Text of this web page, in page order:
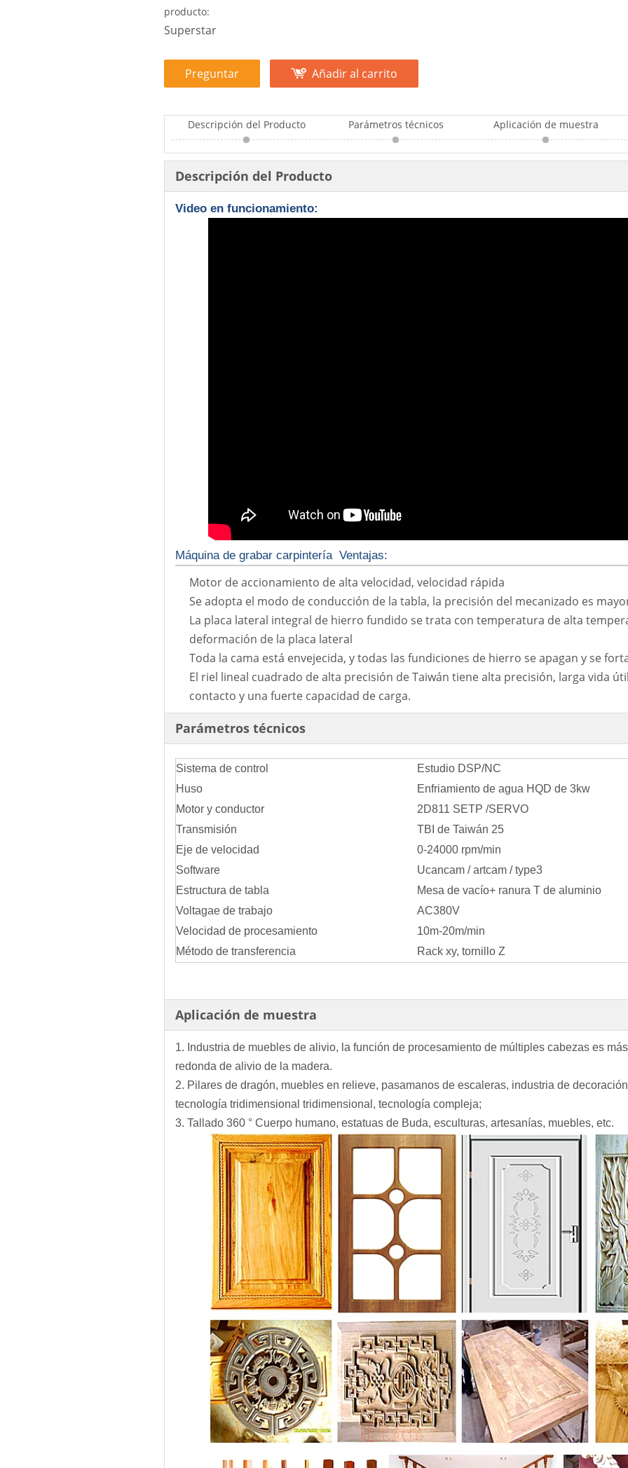
producto:
Superstar
Preguntar Añadir al carrito
Descripción del Producto Parámetros técnicos Aplicación de muestra
Descripción del Producto
Video en funcionamiento:
Máquina de grabar carpintería Ventajas:
Motor de accionamiento de alta velocidad, velocidad rápida
Se adopta el modo de conducción de la tabla, la precisión del mecanizado es
La placa lateral integral de hierro fundido se trata con temperatura de alta
deformación de la placa lateral
Toda la cama está envejecida, y todas las fundiciones de hierro se apagan y se
El riel lineal cuadrado de alta precisión de Taiwán tiene alta precisión, larga vida
contacto y una fuerte capacidad de carga.
Parámetros técnicos
Sistema de control
Estudio DSP/NC
Huso
Enfriamiento de agua HQD de 3kw
Motor y conductor
2D811 SETP /SERVO
Transmisión
TBI de Taiwán 25
Eje de velocidad
0-24000 rpm/min
Software
Ucancam / artcam / type3
Estructura de tabla
Mesa de vacío+ ranura T de aluminio
Voltagae de trabajo
AC380V
Velocidad de procesamiento
10m-20m/min
Método de transferencia
Rack xy, tornillo Z
Aplicación de muestra
1. Industria de muebles de alivio, la función de procesamiento de múltiples cabezas es
redonda de alivio de la madera.
2. Pilares de dragón, muebles en relieve, pasamanos de escaleras, industria de
tecnología tridimensional tridimensional, tecnología compleja;
3. Tallado 360 ° Cuerpo humano, estatuas de Buda, esculturas, artesanías, muebles, etc.